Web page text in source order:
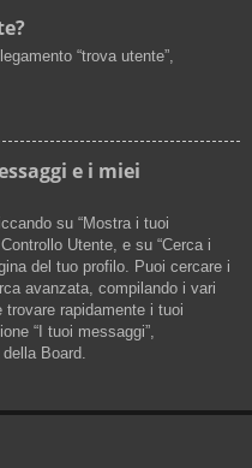
“trova utente”,
e i miei
su “Mostra i tuoi
Utente, e su “Cerca i
del tuo profilo. Puoi cercare i
avanzata, compilando i vari
rapidamente i tuoi
“I tuoi messaggi”,
Board.